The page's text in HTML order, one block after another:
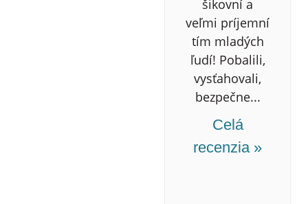
šikovní a
veľmi príjemní
tím mladých
ľudí! Pobalili,
vysťahovali,
bezpečne...
Celá
recenzia »